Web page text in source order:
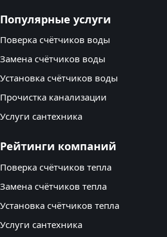
Популярные услуги
Поверка счётчиков воды
Замена счётчиков воды
Установка счётчиков воды
Прочистка канализации
Услуги сантехника
Рейтинги компаний
Поверка счётчиков тепла
Замена счётчиков тепла
Установка счётчиков тепла
Услуги сантехника